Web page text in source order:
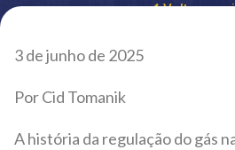
Voltar ao
3 de junho de 2025
Por Cid Tomanik
A história da regulação do gás